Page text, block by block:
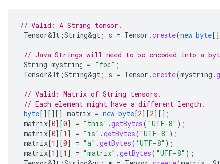
// Valid: A String tensor.
Tensor&lt ;String&gt ; s = Tensor .create(new byte[]
// Java Strings will need to be encoded into a
String mystring = "foo" ;
Tensor&lt ;String&gt ; s = Tensor .create(mystring .
// Valid: Matrix of String tensors.
// Each element might have a different length.
byte[][][] matrix = new byte[2][2][] ;
matrix[0][0] = "this" .getBytes( "UTF-8" );
matrix[0][1 ] = "is" .getBytes( "UTF-8" );
matrix[1 ][0] = "a" .getBytes( "UTF-8" );
matrix[1 ][1 ] = "matrix" .getBytes( "UTF-8" );